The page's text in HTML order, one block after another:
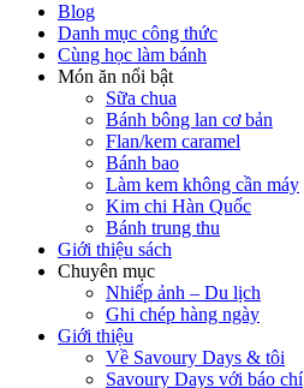
Blog
Danh mục công thức
Cùng học làm bánh
Món ăn nổi bật
Sữa chua
Bánh bông lan cơ bản
Flan/kem caramel
Bánh bao
Làm kem không cần máy
Kim chi Hàn Quốc
Bánh trung thu
Giới thiệu sách
Chuyên mục
Nhiếp ảnh – Du lịch
Ghi chép hàng ngày
Giới thiệu
Về Savoury Days & tôi
Savoury Days với báo chí